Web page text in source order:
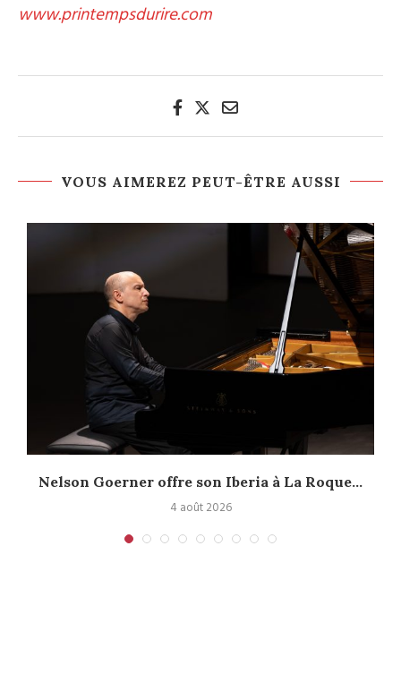
www.printempsdurire.com
VOUS AIMEREZ PEUT-ÊTRE AUSSI
Nelson Goerner offre son Iberia à La Roque...
4 août 2026